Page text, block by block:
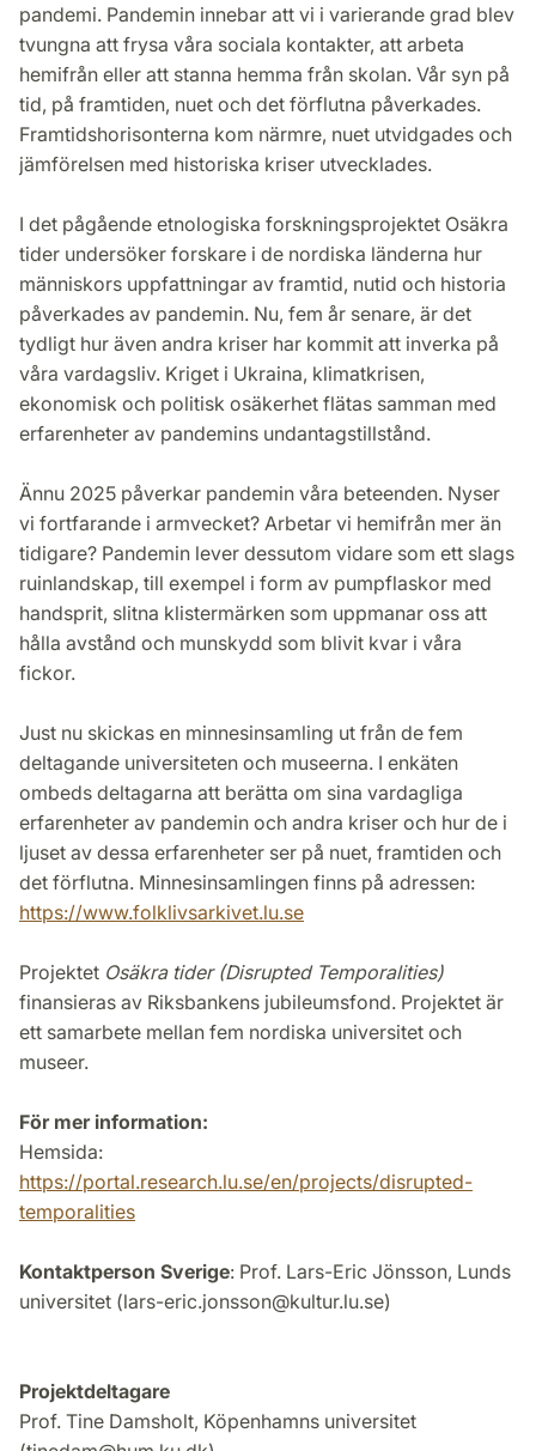
pandemi. Pandemin innebar att vi i varierande grad blev
tvungna att frysa våra sociala kontakter, att arbeta
hemifrån eller att stanna hemma från skolan. Vår syn på
tid, på framtiden, nuet och det förflutna påverkades.
Framtidshorisonterna kom närmre, nuet utvidgades och
jämförelsen med historiska kriser utvecklades.
I det pågående etnologiska forskningsprojektet Osäkra
tider undersöker forskare i de nordiska länderna hur
människors uppfattningar av framtid, nutid och historia
påverkades av pandemin. Nu, fem år senare, är det
tydligt hur även andra kriser har kommit att inverka på
våra vardagsliv. Kriget i Ukraina, klimatkrisen,
ekonomisk och politisk osäkerhet flätas samman med
erfarenheter av pandemins undantagstillstånd.
Ännu 2025 påverkar pandemin våra beteenden. Nyser
vi fortfarande i armvecket? Arbetar vi hemifrån mer än
tidigare? Pandemin lever dessutom vidare som ett slags
ruinlandskap, till exempel i form av pumpflaskor med
handsprit, slitna klistermärken som uppmanar oss att
hålla avstånd och munskydd som blivit kvar i våra
fickor.
Just nu skickas en minnesinsamling ut från de fem
deltagande universiteten och museerna. I enkäten
ombeds deltagarna att berätta om sina vardagliga
erfarenheter av pandemin och andra kriser och hur de i
ljuset av dessa erfarenheter ser på nuet, framtiden och
det förflutna. Minnesinsamlingen finns på adressen:
https://www.folklivsarkivet.lu.se
Projektet Osäkra tider (Disrupted Temporalities)
finansieras av Riksbankens jubileumsfond. Projektet är
ett samarbete mellan fem nordiska universitet och
museer.
För mer information:
Hemsida:
https://portal.research.lu.se/en/projects/disrupted-
temporalities
Kontaktperson Sverige: Prof. Lars-Eric Jönsson, Lunds
universitet (lars-eric.jonsson@kultur.lu.se)
Projektdeltagare
Prof. Tine Damsholt, Köpenhamns universitet